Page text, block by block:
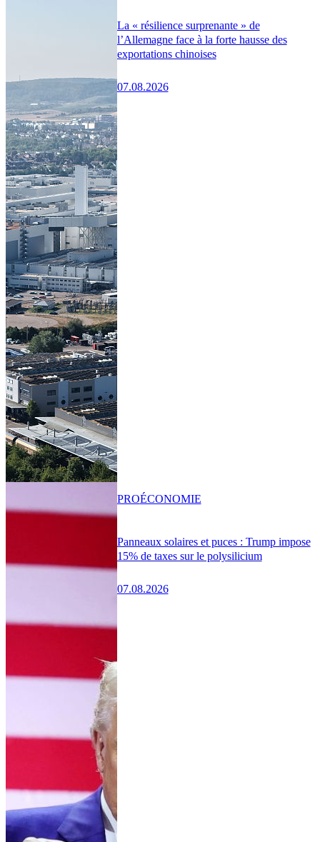
La « résilience surprenante » de
l’Allemagne face à la forte hausse des
exportations chinoises
07.08.2026
Panneaux solaires et puces : Trump impose
15% de taxes sur le polysilicium
07.08.2026
PROÉCONOMIE